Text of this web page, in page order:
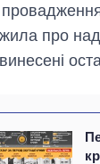
про